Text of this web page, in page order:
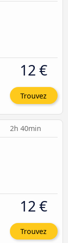
12 €
Trouvez
2h 40min
12 €
Trouvez